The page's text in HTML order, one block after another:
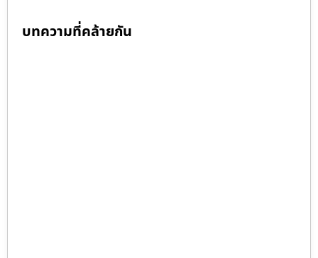
บทความที่คล้ายกัน